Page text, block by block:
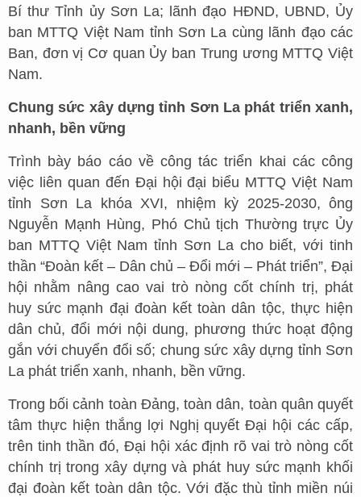
Bí thư Tỉnh ủy Sơn La; lãnh đạo HĐND, UBND, Ủy
ban MTTQ Việt Nam tỉnh Sơn La cùng lãnh đạo các
Ban, đơn vị Cơ quan Ủy ban Trung ương MTTQ Việt
Nam.
Chung sức xây dựng tỉnh Sơn La phát triển xanh,
nhanh, bền vững
Trình bày báo cáo về công tác triển khai các công
việc liên quan đến Đại hội đại biểu MTTQ Việt Nam
tỉnh Sơn La khóa XVI, nhiệm kỳ 2025-2030, ông
Nguyễn Mạnh Hùng, Phó Chủ tịch Thường trực Ủy
ban MTTQ Việt Nam tỉnh Sơn La cho biết, với tinh
thần “Đoàn kết – Dân chủ – Đổi mới – Phát triển”, Đại
hội nhằm nâng cao vai trò nòng cốt chính trị, phát
huy sức mạnh đại đoàn kết toàn dân tộc, thực hiện
dân chủ, đổi mới nội dung, phương thức hoạt động
gắn với chuyển đổi số; chung sức xây dựng tỉnh Sơn
La phát triển xanh, nhanh, bền vững.
Trong bối cảnh toàn Đảng, toàn dân, toàn quân quyết
tâm thực hiện thắng lợi Nghị quyết Đại hội các cấp,
trên tinh thần đó, Đại hội xác định rõ vai trò nòng cốt
chính trị trong xây dựng và phát huy sức mạnh khối
đại đoàn kết toàn dân tộc. Với đặc thù tỉnh miền núi